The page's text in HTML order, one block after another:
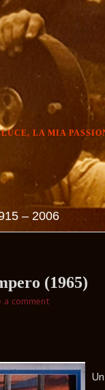
– 2006
LA MIA
(1965)
a comment